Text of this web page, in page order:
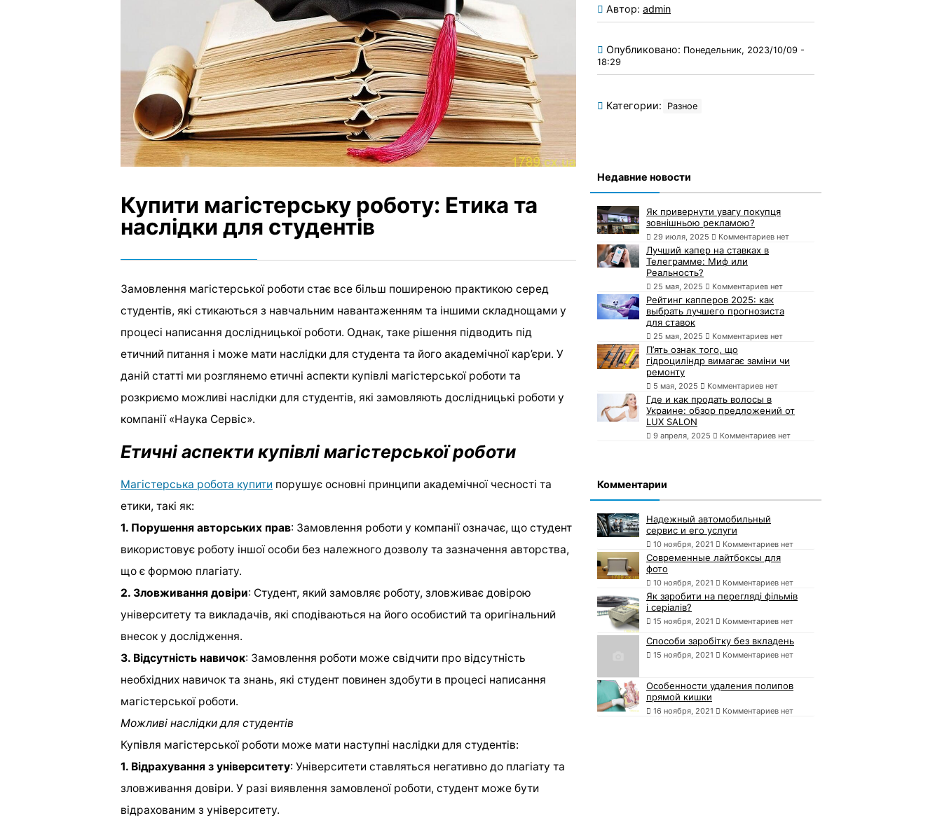
Купити магістерську роботу: Етика та
наслідки для студентів
Замовлення магістерської роботи стає все більш поширеною практикою серед
студентів, які стикаються з навчальним навантаженням та іншими складнощами у
процесі написання дослідницької роботи. Однак, таке рішення підводить під
етичний питання і може мати наслідки для студента та його академічної кар’єри. У
даній статті ми розглянемо етичні аспекти купівлі магістерської роботи та
розкриємо можливі наслідки для студентів, які замовляють дослідницькі роботи у
компанії «Наука Сервіс».
Етичні аспекти купівлі магістерської роботи
Магістерська робота купити порушує основні принципи академічної чесності та
етики, такі як:
1. Порушення авторських прав: Замовлення роботи у компанії означає, що студент
використовує роботу іншої особи без належного дозволу та зазначення авторства,
що є формою плагіату.
2. Зловживання довіри: Студент, який замовляє роботу, зловживає довірою
університету та викладачів, які сподіваються на його особистий та оригінальний
внесок у дослідження.
3. Відсутність навичок: Замовлення роботи може свідчити про відсутність
необхідних навичок та знань, які студент повинен здобути в процесі написання
магістерської роботи.
Можливі наслідки для студентів
Купівля магістерської роботи може мати наступні наслідки для студентів:
1. Відрахування з університету: Університети ставляться негативно до плагіату та
зловживання довіри. У разі виявлення замовленої роботи, студент може бути
відрахованим з університету.
Автор: admin
Опубликовано: Понедельник, 2023/10/09 -
18:29
Категории: Разное
Недавние новости
Як привернути увагу покупця
зовнішньою рекламою?
29 июля, 2025 Комментариев нет
Лучший капер на ставках в
Телеграмме: Миф или
Реальность?
25 мая, 2025 Комментариев нет
Рейтинг капперов 2025: как
выбрать лучшего прогнозиста
для ставок
25 мая, 2025 Комментариев нет
П’ять ознак того, що
гідроциліндр вимагає заміни чи
ремонту
5 мая, 2025 Комментариев нет
Где и как продать волосы в
Украине: обзор предложений от
LUX SALON
9 апреля, 2025 Комментариев нет
Комментарии
Надежный автомобильный
сервис и его услуги
10 ноября, 2021 Комментариев нет
Современные лайтбоксы для
фото
10 ноября, 2021 Комментариев нет
Як заробити на перегляді фільмів
і серіалів?
15 ноября, 2021 Комментариев нет
Способи заробітку без вкладень
15 ноября, 2021 Комментариев нет
Особенности удаления полипов
прямой кишки
16 ноября, 2021 Комментариев нет